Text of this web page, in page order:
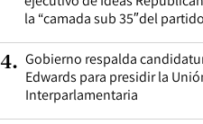
la “camada sub 35″del partido
4. Gobierno respalda
Edwards para presidir la
Interparlamentaria